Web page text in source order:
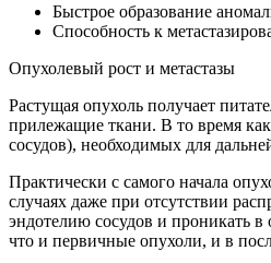
Быстрое образование
Способность к
Опухолевый рост и метастазы
Растущая опухоль получает
прилежащие ткани. В то время
сосудов), необходимых для
Практически с самого начала
случаях даже при отсутствии
эндотелию сосудов и проникать
что и первичные опухоли, и в